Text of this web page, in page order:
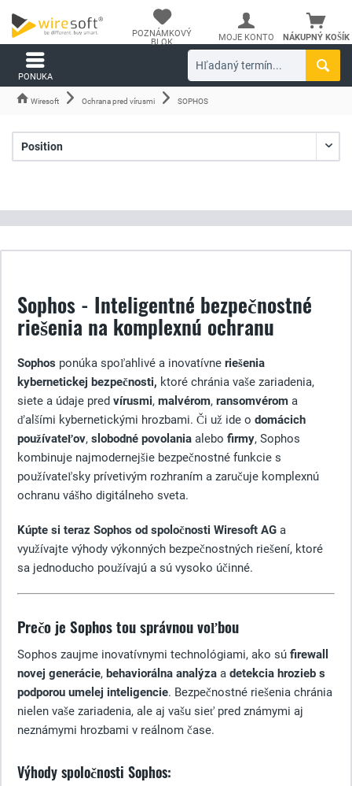
NÁKUPNÝ KOŠÍK
POZNÁMKOVÝ
BLOK
MOJE KONTO
PONUKA
Wiresoft Ochrana pred vírusmi SOPHOS
Sophos - Inteligentné bezpečnostné
riešenia na komplexnú ochranu
Sophos ponúka spoľahlivé a inovatívne riešenia
kybernetickej bezpečnosti, ktoré chránia vaše zariadenia,
siete a údaje pred vírusmi, malvérom, ransomvérom a
ďalšími kybernetickými hrozbami. Či už ide o domácich
používateľov, slobodné povolania alebo firmy, Sophos
kombinuje najmodernejšie bezpečnostné funkcie s
používateľsky prívetivým rozhraním a zaručuje komplexnú
ochranu vášho digitálneho sveta.
Kúpte si teraz Sophos od spoločnosti Wiresoft AG a
využívajte výhody výkonných bezpečnostných riešení, ktoré
sa jednoducho používajú a sú vysoko účinné.
Prečo je Sophos tou správnou voľbou
Sophos zaujme inovatívnymi technológiami, ako sú firewall
novej generácie, behaviorálna analýza a detekcia hrozieb s
podporou umelej inteligencie. Bezpečnostné riešenia chránia
nielen vaše zariadenia, ale aj vašu sieť pred známymi aj
neznámymi hrozbami v reálnom čase.
Výhody spoločnosti Sophos: